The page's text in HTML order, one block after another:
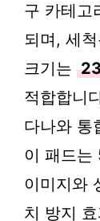
구 카테고
되며, 세
크기는
적합합니
다나와 통
이 패드는
이미지와
치 방지